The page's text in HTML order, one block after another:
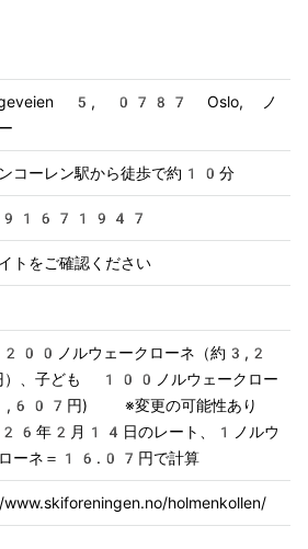
コーレン駅から徒歩で約10分
トをご確認ください
ノルウェークローネ（約3,2
、子ども 100ノルウェークロー
円)  ※変更の可能性あり
年2月14日のレート、1ノルウ
ローネ＝16.07円で計算
holmenkollen/